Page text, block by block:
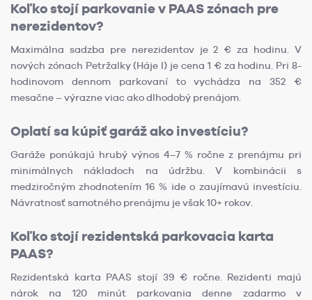
Koľko stojí parkovanie v PAAS zónach pre
nerezidentov?
Maximálna sadzba pre nerezidentov je 2 € za hodinu. V
nových zónach Petržalky (Háje I) je cena 1 € za hodinu. Pri 8-
hodinovom dennom parkovaní to vychádza na 352 €
mesačne – výrazne viac ako dlhodobý prenájom.
Oplatí sa kúpiť garáž ako investíciu?
Garáže ponúkajú hrubý výnos 4–7 % ročne z prenájmu pri
minimálnych nákladoch na údržbu. V kombinácii s
medziročným zhodnotením 16 % ide o zaujímavú investíciu.
Návratnosť samotného prenájmu je však 10+ rokov.
Koľko stojí rezidentská parkovacia karta
PAAS?
Rezidentská karta PAAS stojí 39 € ročne. Rezidenti majú
nárok na 120 minút parkovania denne zadarmo v